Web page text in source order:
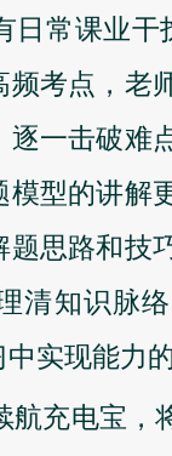
日常课业
考点，老
一击破难
型的讲解
思路和技
清知识脉
实现能力
航充电宝，